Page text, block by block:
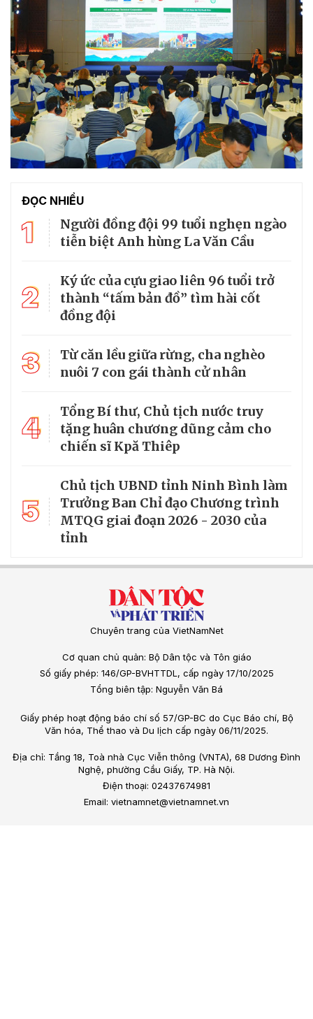
ĐỌC NHIỀU
1
Người đồng đội 99 tuổi nghẹn ngào
tiễn biệt Anh hùng La Văn Cầu
2
Ký ức của cựu giao liên 96 tuổi trở
thành “tấm bản đồ” tìm hài cốt
đồng đội
3
Từ căn lều giữa rừng, cha nghèo
nuôi 7 con gái thành cử nhân
4
Tổng Bí thư, Chủ tịch nước truy
tặng huân chương dũng cảm cho
chiến sĩ Kpă Thiêp
5
Chủ tịch UBND tỉnh Ninh Bình làm
Trưởng Ban Chỉ đạo Chương trình
MTQG giai đoạn 2026 - 2030 của
tỉnh
Chuyên trang của VietNamNet
Cơ quan chủ quản: Bộ Dân tộc và Tôn giáo
Số giấy phép: 146/GP-BVHTTDL, cấp ngày 17/10/2025
Tổng biên tập: Nguyễn Văn Bá
Giấy phép hoạt động báo chí số 57/GP-BC do Cục Báo chí, Bộ
Văn hóa, Thể thao và Du lịch cấp ngày 06/11/2025.
Địa chỉ: Tầng 18, Toà nhà Cục Viễn thông (VNTA), 68 Dương Đình
Nghệ, phường Cầu Giấy, TP. Hà Nội.
Điện thoại: 02437674981
Email: vietnamnet@vietnamnet.vn